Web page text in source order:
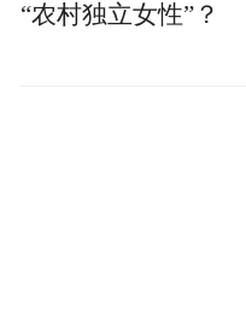
“农村独立女性”？